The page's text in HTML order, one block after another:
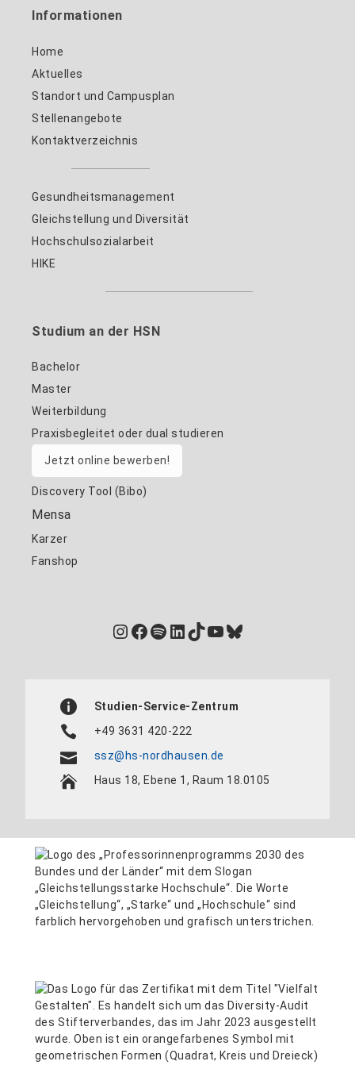
Informationen
Home
Aktuelles
Standort und Campusplan
Stellenangebote
Kontaktverzeichnis
Gesundheitsmanagement
Gleichstellung und Diversität
Hochschulsozialarbeit
HIKE
Studium an der HSN
Bachelor
Master
Weiterbildung
Praxisbegleitet oder dual studieren
Jetzt online bewerben!
Discovery Tool (Bibo)
Mensa
Karzer
Fanshop
Instagram
Facebook
Spotify
LinkedIn
TikTok
YouTube
Bluesky
Studien-Service-Zentrum
+49 3631 420-222
ssz@hs-nordhausen.de
Haus 18, Ebene 1, Raum 18.0105